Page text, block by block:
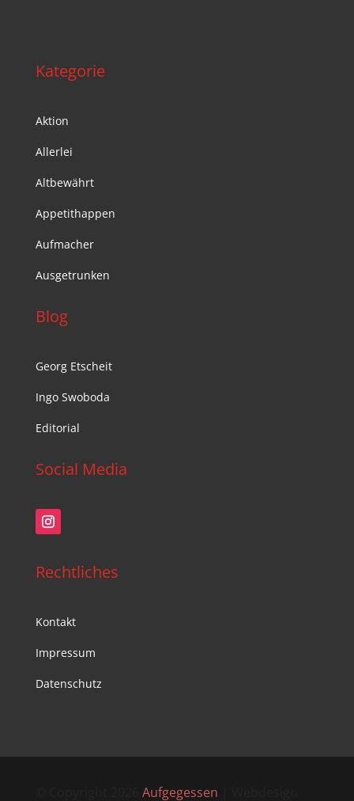
Kategorie
Aktion
Allerlei
Altbewährt
Appetithappen
Aufmacher
Ausgetrunken
Blog
Georg Etscheit
Ingo Swoboda
Editorial
Social Media
Rechtliches
Kontakt
Impressum
Datenschutz
Aufgegessen